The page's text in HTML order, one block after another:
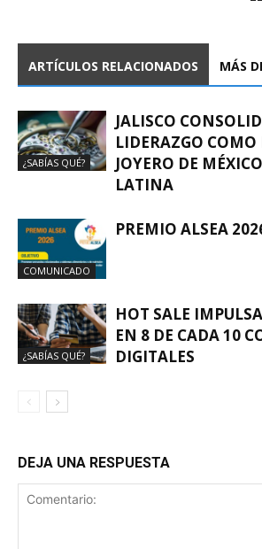
ARTÍCULOS RELACIONADOS MÁS
¿SABÍAS QUÉ?
JALISCO
LIDERAZGO
JOYERO DE
LATINA
COMUNICADO
PREMIO ALSEA
¿SABÍAS QUÉ?
HOT SALE
EN 8 DE CADA 10
DIGITALES
DEJA UNA RESPUESTA